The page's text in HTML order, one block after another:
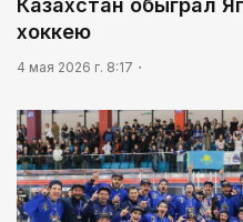
анонсировали
хоккею
4 мая 2026 г. 8:17